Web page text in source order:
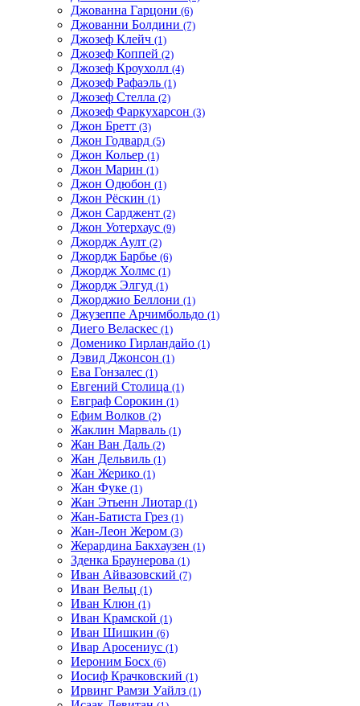
Джованна Гарцони (6)
Джованни Болдини (7)
Джозеф Клейч (1)
Джозеф Коппей (2)
Джозеф Кроухолл (4)
Джозеф Рафаэль (1)
Джозеф Стелла (2)
Джозеф Фаркухарсон (3)
Джон Бретт (3)
Джон Годвард (5)
Джон Кольер (1)
Джон Марин (1)
Джон Одюбон (1)
Джон Рёскин (1)
Джон Сарджент (2)
Джон Уотерхаус (9)
Джордж Аулт (2)
Джордж Барбье (6)
Джордж Холмс (1)
Джордж Элгуд (1)
Джорджио Беллони (1)
Джузеппе Арчимбольдо (1)
Диего Веласкес (1)
Доменико Гирландайо (1)
Дэвид Джонсон (1)
Ева Гонзалес (1)
Евгений Столица (1)
Евграф Сорокин (1)
Ефим Волков (2)
Жаклин Марваль (1)
Жан Ван Даль (2)
Жан Дельвиль (1)
Жан Жерико (1)
Жан Фуке (1)
Жан Этьенн Лиотар (1)
Жан-Батиста Грез (1)
Жан-Леон Жером (3)
Жерардина Бакхаузен (1)
Зденка Браунерова (1)
Иван Айвазовский (7)
Иван Вельц (1)
Иван Клюн (1)
Иван Крамской (1)
Иван Шишкин (6)
Ивар Аросениус (1)
Иероним Босх (6)
Иосиф Крачковский (1)
Ирвинг Рамзи Уайлз (1)